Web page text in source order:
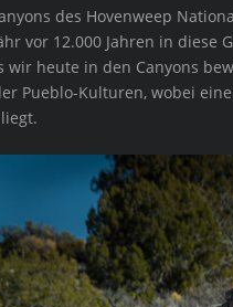
des Hovenweep
vor 12.000 Jahren in diese
wir heute in den Canyons
Pueblo-Kulturen, wobei